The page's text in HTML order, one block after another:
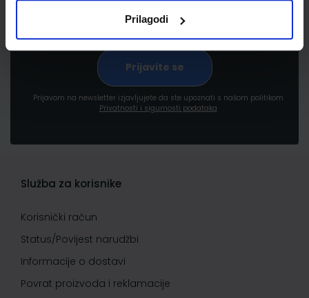
Prilagodi
Prijavom na newsletter izjavljujete da ste upoznati s našom politikom
Privatnosti i sigurnosti podataka
Služba za korisnike
Korisnički račun
Status/Povijest narudžbi
Informacije o dostavi
Povrat proizvoda i reklamacije